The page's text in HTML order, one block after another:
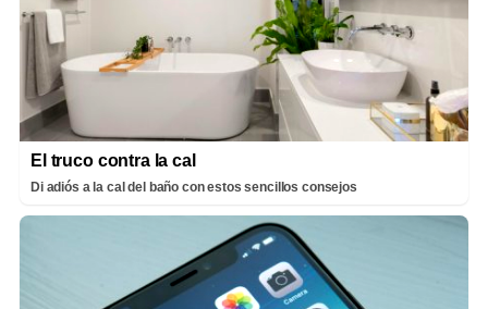
El truco contra la cal
Di adiós a la cal del baño con estos sencillos consejos